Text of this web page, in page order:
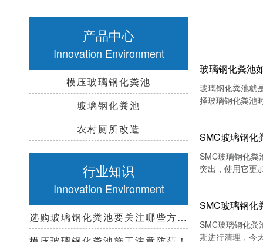
产品中心
Innovation Environment
模压玻璃钢化粪池
玻璃钢化粪池
农村厕所改造
行业知识
Innovation Environment
选购玻璃钢化粪池要关注哪些方面？
玻璃钢化粪池
玻璃钢化粪池就
择玻璃钢化粪池
SMC玻璃钢化
​SMC玻璃钢化粪
突出，使用它更
SMC玻璃钢化
SMC玻璃钢化粪
期进行清理，今